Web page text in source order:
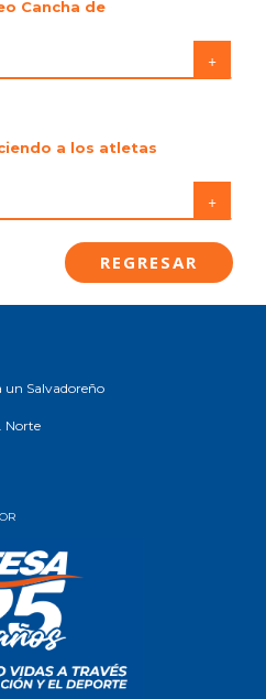
Cancha de
+
a los atletas
+
REGRESAR
un Salvadoreño
Norte